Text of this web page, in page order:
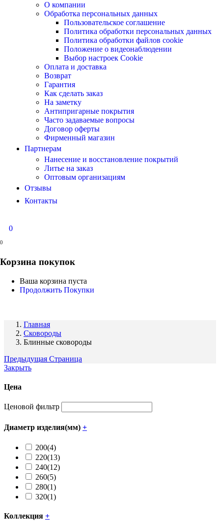
О компании
Обработка персональных данных
Пользовательское соглашение
Политика обработки персональных данных
Политика обработки файлов cookie
Положение о видеонаблюдении
Выбор настроек Cookie
Оплата и доставка
Возврат
Гарантия
Как сделать заказ
На заметку
Антипригарные покрытия
Часто задаваемые вопросы
Договор оферты
Фирменный магазин
Партнерам
Нанесение и восстановление покрытий
Литье на заказ
Оптовым организациям
Отзывы
Контакты
0
0
Корзина покупок
Ваша корзина пуста
Продолжить Покупки
Главная
Сковороды
Блинные сковороды
Предыдущая Страница
Закрыть
Цена
Ценовой фильтр
Диаметр изделия(мм) +
200(4)
220(13)
240(12)
260(5)
280(1)
320(1)
Коллекция +